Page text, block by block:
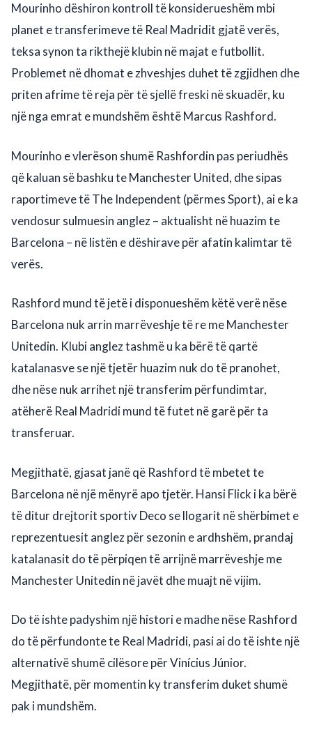
Mourinho dëshiron kontroll të konsiderueshëm mbi
planet e transferimeve të Real Madridit gjatë verës,
teksa synon ta rikthejë klubin në majat e futbollit.
Problemet në dhomat e zhveshjes duhet të zgjidhen dhe
priten afrime të reja për të sjellë freski në skuadër, ku
një nga emrat e mundshëm është Marcus Rashford.
Mourinho e vlerëson shumë Rashfordin pas periudhës
që kaluan së bashku te Manchester United, dhe sipas
raportimeve të The Independent (përmes Sport), ai e ka
vendosur sulmuesin anglez – aktualisht në huazim te
Barcelona – në listën e dëshirave për afatin kalimtar të
verës.
Rashford mund të jetë i disponueshëm këtë verë nëse
Barcelona nuk arrin marrëveshje të re me Manchester
Unitedin. Klubi anglez tashmë u ka bërë të qartë
katalanasve se një tjetër huazim nuk do të pranohet,
dhe nëse nuk arrihet një transferim përfundimtar,
atëherë Real Madridi mund të futet në garë për ta
transferuar.
Megjithatë, gjasat janë që Rashford të mbetet te
Barcelona në një mënyrë apo tjetër. Hansi Flick i ka bërë
të ditur drejtorit sportiv Deco se llogarit në shërbimet e
reprezentuesit anglez për sezonin e ardhshëm, prandaj
katalanasit do të përpiqen të arrijnë marrëveshje me
Manchester Unitedin në javët dhe muajt në vijim.
Do të ishte padyshim një histori e madhe nëse Rashford
do të përfundonte te Real Madridi, pasi ai do të ishte një
alternativë shumë cilësore për Vinícius Júnior.
Megjithatë, për momentin ky transferim duket shumë
pak i mundshëm.